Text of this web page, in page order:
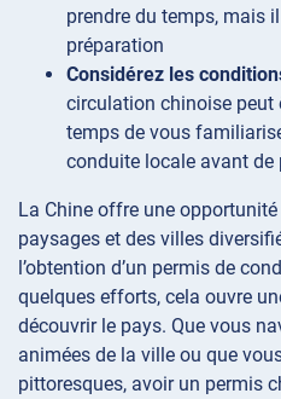
prendre du temps, mais
préparation
Considérez les
circulation chinoise peut
temps de vous
conduite locale avant de
La Chine offre une
paysages et des villes
l’obtention d’un permis de
quelques efforts, cela ouvre
découvrir le pays. Que vous
animées de la ville ou que
pittoresques, avoir un permis